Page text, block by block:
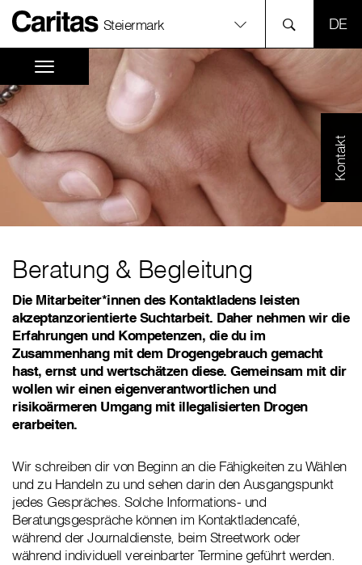
Steiermark
Kontakt
Beratung & Begleitung
Die Mitarbeiter*innen des Kontaktladens leisten
akzeptanzorientierte Suchtarbeit. Daher nehmen wir die
Erfahrungen und Kompetenzen, die du im
Zusammenhang mit dem Drogengebrauch gemacht
hast, ernst und wertschätzen diese. Gemeinsam mit dir
wollen wir einen eigenverantwortlichen und
risikoärmeren Umgang mit illegalisierten Drogen
erarbeiten.
Wir schreiben dir von Beginn an die Fähigkeiten zu Wählen
und zu Handeln zu und sehen darin den Ausgangspunkt
jedes Gespräches. Solche Informations- und
Beratungsgespräche können im Kontaktladencafé,
während der Journaldienste, beim Streetwork oder
während individuell vereinbarter Termine geführt werden.